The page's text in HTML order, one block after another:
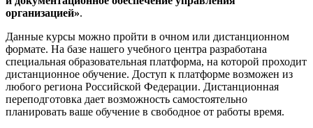
организацией».
Данные курсы можно пройти в очном или дистанционном
формате. На базе нашего учебного центра разработана
специальная образовательная платформа, на которой проходит
дистанционное обучение. Доступ к платформе возможен из
любого региона Российской Федерации. Дистанционная
переподготовка дает возможность самостоятельно
планировать ваше обучение в свободное от работы время.